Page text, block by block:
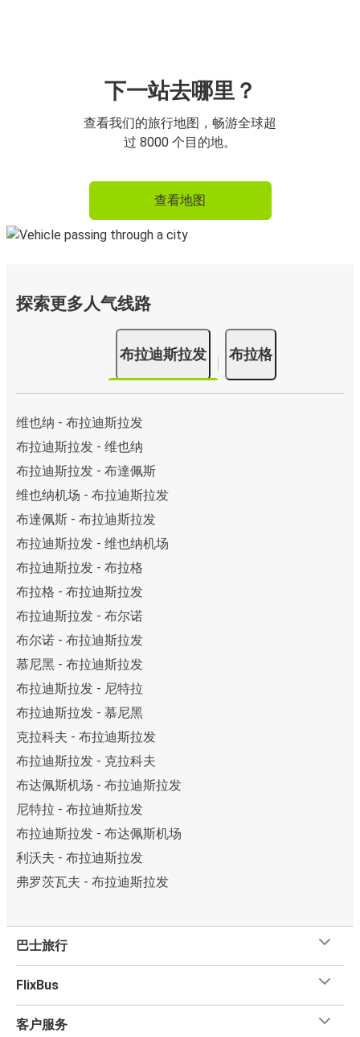
下一站去哪里？
查看我们的旅行地图，畅游全球超
过 8000 个目的地。
查看地图
探索更多人气线路
布拉迪斯拉发 布拉格
维也纳 - 布拉迪斯拉发
布拉迪斯拉发 - 维也纳
布拉迪斯拉发 - 布達佩斯
维也纳机场 - 布拉迪斯拉发
布達佩斯 - 布拉迪斯拉发
布拉迪斯拉发 - 维也纳机场
布拉迪斯拉发 - 布拉格
布拉格 - 布拉迪斯拉发
布拉迪斯拉发 - 布尔诺
布尔诺 - 布拉迪斯拉发
慕尼黑 - 布拉迪斯拉发
布拉迪斯拉发 - 尼特拉
布拉迪斯拉发 - 慕尼黑
克拉科夫 - 布拉迪斯拉发
布拉迪斯拉发 - 克拉科夫
布达佩斯机场 - 布拉迪斯拉发
尼特拉 - 布拉迪斯拉发
布拉迪斯拉发 - 布达佩斯机场
利沃夫 - 布拉迪斯拉发
弗罗茨瓦夫 - 布拉迪斯拉发
巴士旅行
FlixBus
客户服务